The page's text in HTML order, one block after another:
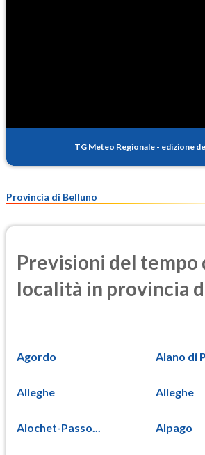
TG Meteo Regionale - edizione
Provincia di Belluno
Previsioni del tempo
località in provincia
Agordo Alano di
Alleghe Alleghe
Alochet-Passo... Alpago